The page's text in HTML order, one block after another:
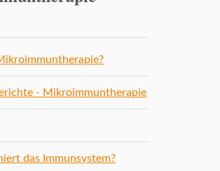
- Mikroimmuntherapie
das Immunsystem?